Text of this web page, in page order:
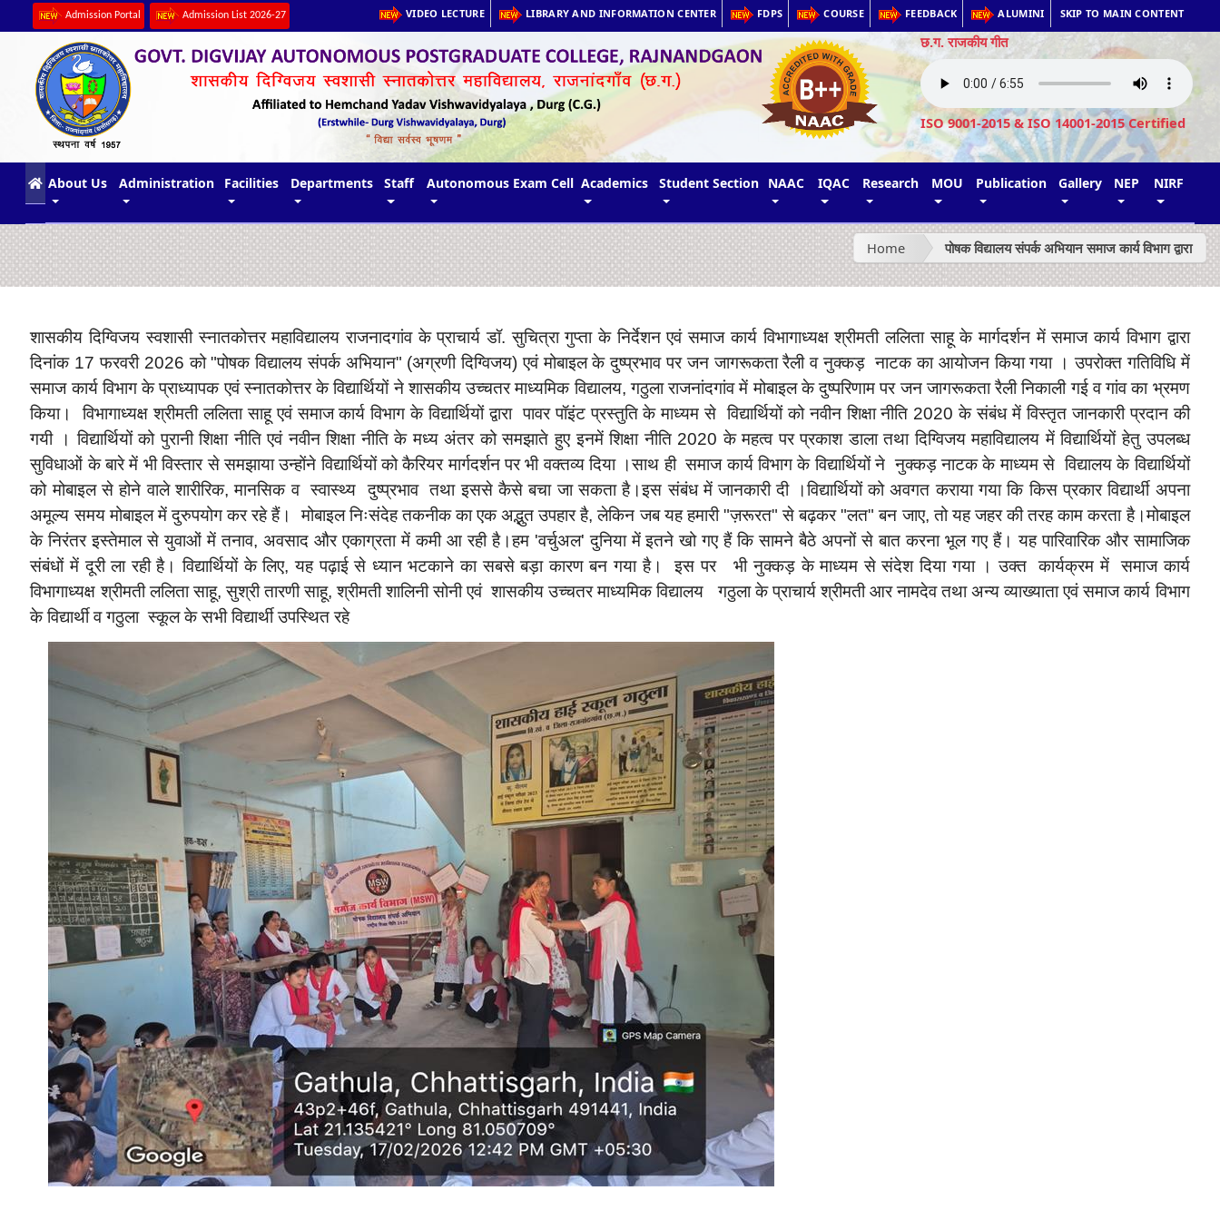
Admission Portal Admission List 2026-27 VIDEO LECTURE LIBRARY AND INFORMATION CENTER FDPS COURSE FEEDBACK ALUMINI SKIP TO MAIN CONTENT
छ.ग. राजकीय गीत
ISO 9001-2015 & ISO 14001-2015 Certified
(current)
About Us Administration Facilities Departments Staff Autonomous Exam Cell Academics Student Section NAAC IQAC Research MOU Publication Gallery NEP NIRF
Home पोषक विद्यालय संपर्क अभियान समाज कार्य विभाग द्वारा
शासकीय दिग्विजय स्वशासी स्नातकोत्तर महाविद्यालय राजनादगांव के प्राचार्य डॉ. सुचित्रा गुप्ता के निर्देशन एवं समाज कार्य विभागाध्यक्ष श्रीमती ललिता साहू के मार्गदर्शन में समाज कार्य विभाग द्वारा
दिनांक 17 फरवरी 2026 को "पोषक विद्यालय संपर्क अभियान" (अग्रणी दिग्विजय) एवं मोबाइल के दुष्प्रभाव पर जन जागरूकता रैली व नुक्कड़ नाटक का आयोजन किया गया । उपरोक्त गतिविधि में
समाज कार्य विभाग के प्राध्यापक एवं स्नातकोत्तर के विद्यार्थियों ने शासकीय उच्चतर माध्यमिक विद्यालय, गठुला राजनांदगांव में मोबाइल के दुष्परिणाम पर जन जागरूकता रैली निकाली गई व गांव का भ्रमण
किया। विभागाध्यक्ष श्रीमती ललिता साहू एवं समाज कार्य विभाग के विद्यार्थियों द्वारा पावर पॉइंट प्रस्तुति के माध्यम से विद्यार्थियों को नवीन शिक्षा नीति 2020 के संबंध में विस्तृत जानकारी प्रदान की
गयी । विद्यार्थियों को पुरानी शिक्षा नीति एवं नवीन शिक्षा नीति के मध्य अंतर को समझाते हुए इनमें शिक्षा नीति 2020 के महत्व पर प्रकाश डाला तथा दिग्विजय महाविद्यालय में विद्यार्थियों हेतु उपलब्ध
सुविधाओं के बारे में भी विस्तार से समझाया उन्होंने विद्यार्थियों को कैरियर मार्गदर्शन पर भी वक्तव्य दिया ।साथ ही समाज कार्य विभाग के विद्यार्थियों ने नुक्कड़ नाटक के माध्यम से विद्यालय के विद्यार्थियों
को मोबाइल से होने वाले शारीरिक, मानसिक व स्वास्थ्य दुष्प्रभाव तथा इससे कैसे बचा जा सकता है।इस संबंध में जानकारी दी ।विद्यार्थियों को अवगत कराया गया कि किस प्रकार विद्यार्थी अपना
अमूल्य समय मोबाइल में दुरुपयोग कर रहे हैं। मोबाइल निःसंदेह तकनीक का एक अद्भुत उपहार है, लेकिन जब यह हमारी "ज़रूरत" से बढ़कर "लत" बन जाए, तो यह जहर की तरह काम करता है।मोबाइल
के निरंतर इस्तेमाल से युवाओं में तनाव, अवसाद और एकाग्रता में कमी आ रही है।हम 'वर्चुअल' दुनिया में इतने खो गए हैं कि सामने बैठे अपनों से बात करना भूल गए हैं। यह पारिवारिक और सामाजिक
संबंधों में दूरी ला रही है। विद्यार्थियों के लिए, यह पढ़ाई से ध्यान भटकाने का सबसे बड़ा कारण बन गया है। इस पर भी नुक्कड़ के माध्यम से संदेश दिया गया । उक्त कार्यक्रम में समाज कार्य
विभागाध्यक्ष श्रीमती ललिता साहू, सुश्री तारणी साहू, श्रीमती शालिनी सोनी एवं शासकीय उच्चतर माध्यमिक विद्यालय गठुला के प्राचार्य श्रीमती आर नामदेव तथा अन्य व्याख्याता एवं समाज कार्य विभाग
के विद्यार्थी व गठुला स्कूल के सभी विद्यार्थी उपस्थित रहे